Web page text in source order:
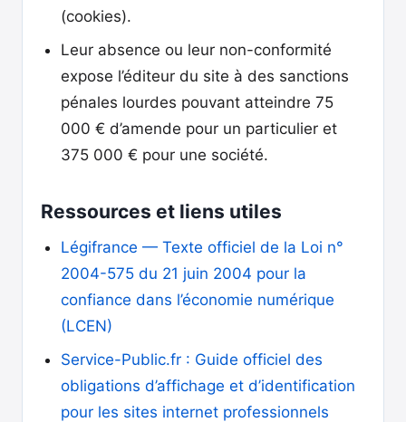
(cookies).
Leur absence ou leur non-conformité
expose l’éditeur du site à des sanctions
pénales lourdes pouvant atteindre 75
000 € d’amende pour un particulier et
375 000 € pour une société.
Ressources et liens utiles
Légifrance — Texte officiel de la Loi n°
2004-575 du 21 juin 2004 pour la
confiance dans l’économie numérique
(LCEN)
Service-Public.fr : Guide officiel des
obligations d’affichage et d’identification
pour les sites internet professionnels